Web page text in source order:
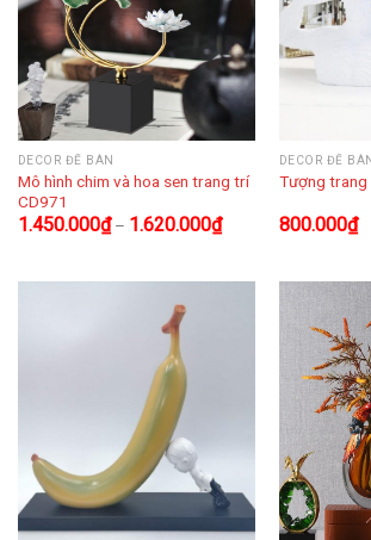
DECOR ĐỂ BÀN
Mô hình chim và hoa sen trang trí
CD971
1.450.000₫– 1.620.000₫
DECOR ĐỂ BÀN
Tượng
800.000₫